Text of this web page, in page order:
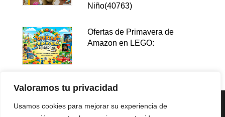
Valoramos tu privacidad
Usamos cookies para mejorar su experiencia de
Niño(40763)
Ofertas de Primavera de
Amazon en LEGO: